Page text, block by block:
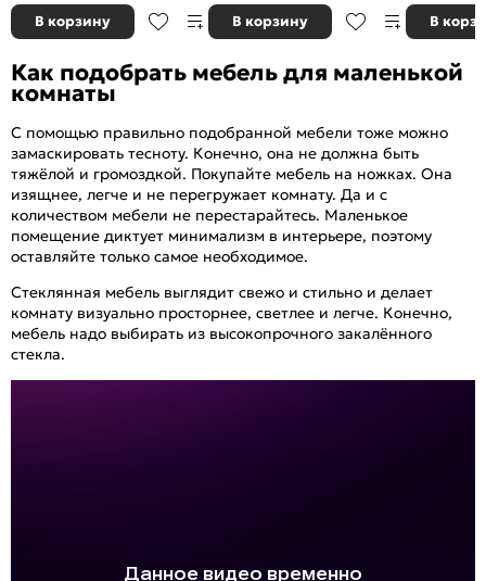
В корзину В корзину В
Как подобрать мебель для маленькой
комнаты
С помощью правильно подобранной мебели тоже можно
замаскировать тесноту. Конечно, она не должна быть
тяжёлой и громоздкой. Покупайте мебель на ножках. Она
изящнее, легче и не перегружает комнату. Да и с
количеством мебели не перестарайтесь. Маленькое
помещение диктует минимализм в интерьере, поэтому
оставляйте только самое необходимое.
Стеклянная мебель выглядит свежо и стильно и делает
комнату визуально просторнее, светлее и легче. Конечно,
мебель надо выбирать из высокопрочного закалённого
стекла.